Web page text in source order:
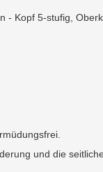
- Kopf 5-stufig,
und die